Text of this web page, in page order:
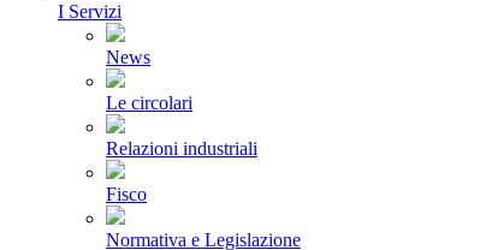
I Servizi
News
Le circolari
Relazioni industriali
Fisco
Normativa e Legislazione